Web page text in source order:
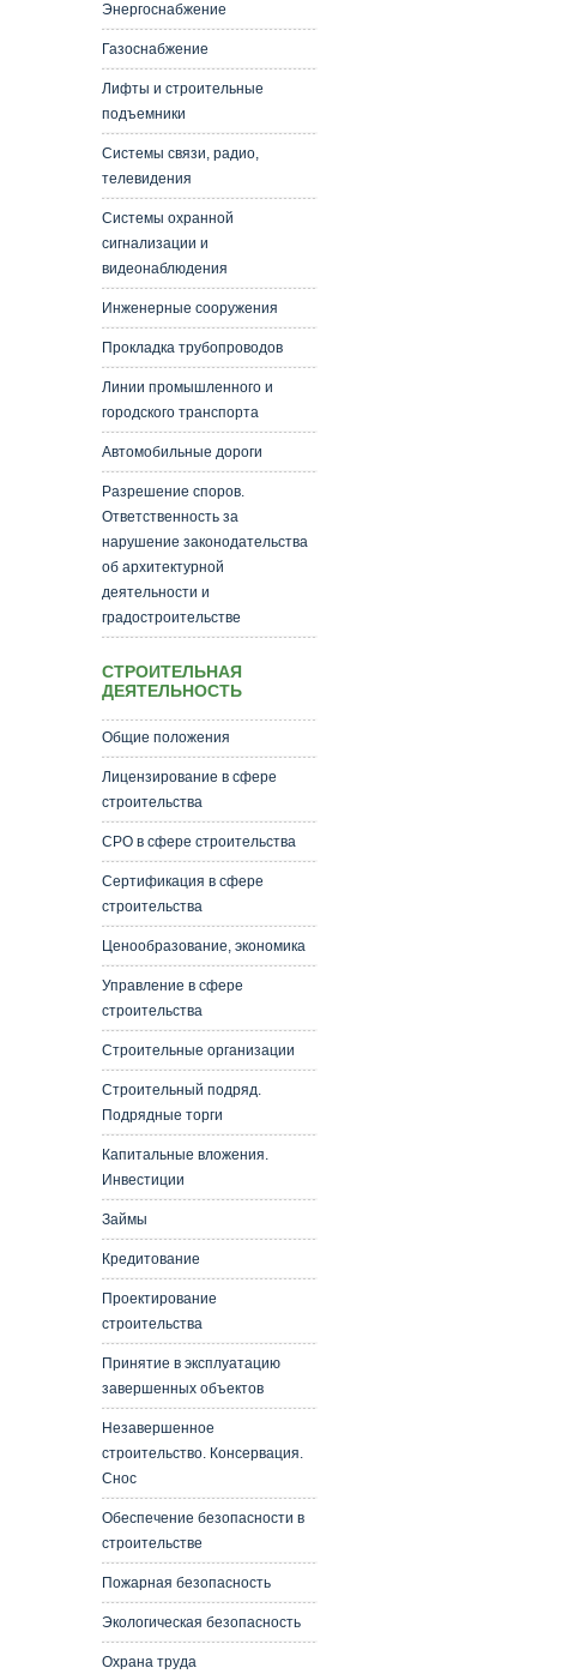
Энергоснабжение
Газоснабжение
Лифты и строительные
подъемники
Системы связи, радио,
телевидения
Системы охранной
сигнализации и
видеонаблюдения
Инженерные сооружения
Прокладка трубопроводов
Линии промышленного и
городского транспорта
Автомобильные дороги
Разрешение споров.
Ответственность за
нарушение законодательства
об архитектурной
деятельности и
градостроительстве
СТРОИТЕЛЬНАЯ
ДЕЯТЕЛЬНОСТЬ
Общие положения
Лицензирование в сфере
строительства
СРО в сфере строительства
Сертификация в сфере
строительства
Ценообразование, экономика
Управление в сфере
строительства
Строительные организации
Строительный подряд.
Подрядные торги
Капитальные вложения.
Инвестиции
Займы
Кредитование
Проектирование
строительства
Принятие в эксплуатацию
завершенных объектов
Незавершенное
строительство. Консервация.
Снос
Обеспечение безопасности в
строительстве
Пожарная безопасность
Экологическая безопасность
Охрана труда